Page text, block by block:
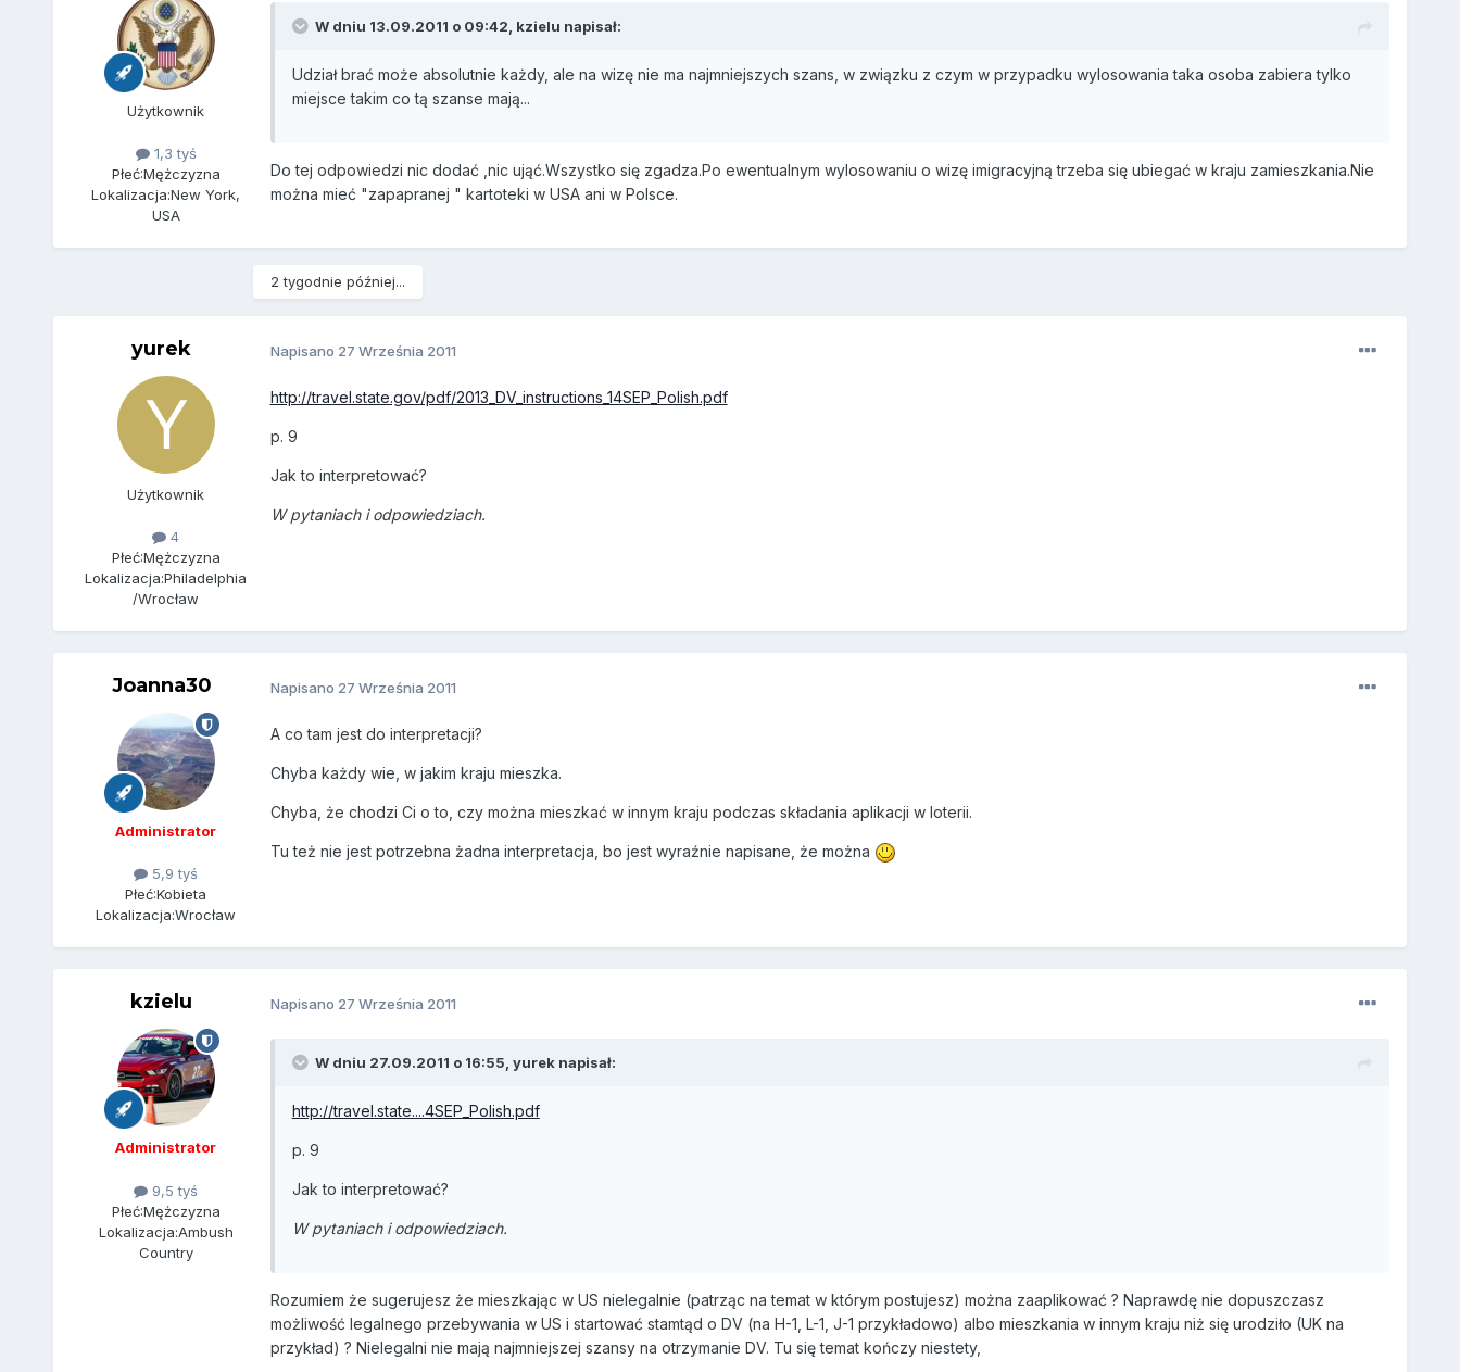
Użytkownik
1,3 tyś
Płeć:Mężczyzna
Lokalizacja:New York,
USA
W dniu 13.09.2011 o 09:42, kzielu napisał:
Udział brać może absolutnie każdy, ale na wizę nie ma najmniejszych szans, w związku z czym w przypadku wylosowania taka osoba zabiera tylko
miejsce takim co tą szanse mają...
Do tej odpowiedzi nic dodać ,nic ująć.Wszystko się zgadza.Po ewentualnym wylosowaniu o wizę imigracyjną trzeba się ubiegać w kraju zamieszkania.Nie
można mieć "zapapranej " kartoteki w USA ani w Polsce.
2 tygodnie później...
yurek
Użytkownik
4
Płeć:Mężczyzna
Lokalizacja:Philadelphia
/Wrocław
Napisano 27 Września 2011
http://travel.state.gov/pdf/2013_DV_instructions_14SEP_Polish.pdf
p. 9
Jak to interpretować?
W pytaniach i odpowiedziach.
Joanna30
Administrator
5,9 tyś
Płeć:Kobieta
Lokalizacja:Wrocław
Napisano 27 Września 2011
A co tam jest do interpretacji?
Chyba każdy wie, w jakim kraju mieszka.
Chyba, że chodzi Ci o to, czy można mieszkać w innym kraju podczas składania aplikacji w loterii.
Tu też nie jest potrzebna żadna interpretacja, bo jest wyraźnie napisane, że można
kzielu
Administrator
9,5 tyś
Płeć:Mężczyzna
Lokalizacja:Ambush
Country
Napisano 27 Września 2011
W dniu 27.09.2011 o 16:55, yurek napisał:
http://travel.state....4SEP_Polish.pdf
p. 9
Jak to interpretować?
W pytaniach i odpowiedziach.
Rozumiem że sugerujesz że mieszkając w US nielegalnie (patrząc na temat w którym postujesz) można zaaplikować ? Naprawdę nie dopuszczasz
możliwość legalnego przebywania w US i startować stamtąd o DV (na H-1, L-1, J-1 przykładowo) albo mieszkania w innym kraju niż się urodziło (UK na
przykład) ? Nielegalni nie mają najmniejszej szansy na otrzymanie DV. Tu się temat kończy niestety,